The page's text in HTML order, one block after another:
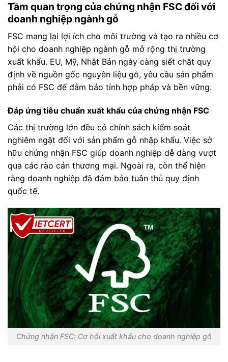
Tầm quan trọng của chứng nhận FSC đối với
doanh nghiệp ngành gỗ
FSC mang lại lợi ích cho môi trường và tạo ra nhiều cơ
hội cho doanh nghiệp ngành gỗ mở rộng thị trường
xuất khẩu. EU, Mỹ, Nhật Bản ngày càng siết chặt quy
định về nguồn gốc nguyên liệu gỗ, yêu cầu sản phẩm
phải có FSC để đảm bảo tính hợp pháp và bền vững.
Đáp ứng tiêu chuẩn xuất khẩu của chứng nhận FSC
Các thị trường lớn đều có chính sách kiểm soát
nghiêm ngặt đối với sản phẩm gỗ nhập khẩu. Việc sở
hữu chứng nhận FSC giúp doanh nghiệp dễ dàng vượt
qua các rào cản thương mại. Ngoài ra, còn thể hiện
rằng doanh nghiệp đã đảm bảo tuân thủ quy định
quốc tế.
Chứng nhận FSC: Cơ hội xuất khẩu cho doanh nghiệp gỗ